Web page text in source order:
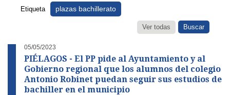
Etiqueta plazas bachillerato
Ver todas
05/05/2023
PIÉLAGOS - El PP pide al Ayuntamiento y al
Gobierno regional que los alumnos del colegio
Antonio Robinet puedan seguir sus estudios de
bachiller en el municipio